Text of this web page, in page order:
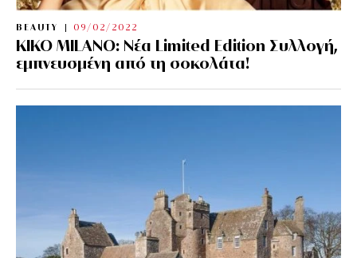
BEAUTY 09/02/2022
KIKO MILANO: Νέα Limited Edition Συλλογή,
εμπνευσμένη από τη σοκολάτα!